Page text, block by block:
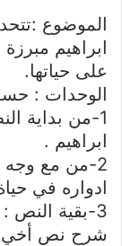
الموضوع
ابراهيم
على حياتها.
الوحدات :
1-من بداية
ابراهيم .
2-من مع وجه
ادواره في
3-بقية النص : نتيجة مساعدة اخته.
شرح نص أخي